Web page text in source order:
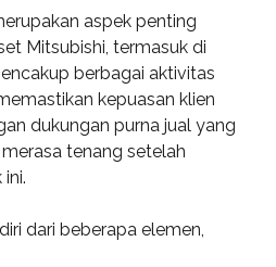
aspek penting
Mitsubishi, termasuk di
berbagai aktivitas
kepuasan klien
dukungan purna jual yang
tenang setelah
dari beberapa elemen,